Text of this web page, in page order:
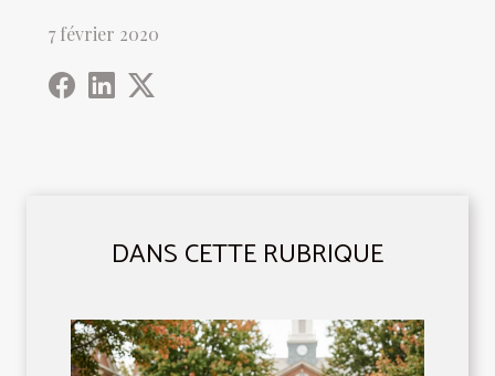
DANS CETTE RUBRIQUE
7 février 2020